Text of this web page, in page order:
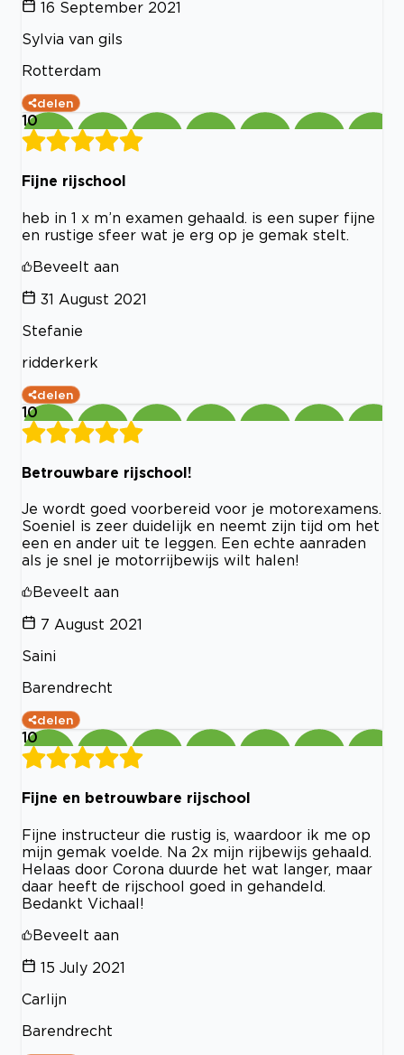
16 September 2021
Sylvia van gils
Rotterdam
delen
10
Fijne rijschool
heb in 1 x m’n examen gehaald. is een super fijne
en rustige sfeer wat je erg op je gemak stelt.
Beveelt aan
31 August 2021
Stefanie
ridderkerk
delen
10
Betrouwbare rijschool!
Je wordt goed voorbereid voor je motorexamens.
Soeniel is zeer duidelijk en neemt zijn tijd om het
een en ander uit te leggen. Een echte aanraden
als je snel je motorrijbewijs wilt halen!
Beveelt aan
7 August 2021
Saini
Barendrecht
delen
10
Fijne en betrouwbare rijschool
Fijne instructeur die rustig is, waardoor ik me op
mijn gemak voelde. Na 2x mijn rijbewijs gehaald.
Helaas door Corona duurde het wat langer, maar
daar heeft de rijschool goed in gehandeld.
Bedankt Vichaal!
Beveelt aan
15 July 2021
Carlijn
Barendrecht